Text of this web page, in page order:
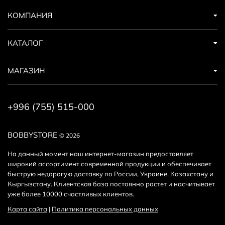
Размеры
Комплектация
видеосъёмка
BOBBYSTORE © 2026
На данный момент наш интернет-магазин предоставляет
широкий ассортимент современной продукции и обеспечивает
быструю недорогую доставку по России, Украине, Казахстану и
Кыргызстану. Клиентская база постоянно растет и насчитывает
уже более 10000 счастливых клиентов.
Карта сайта | Политика персональных данных
КОМПАНИЯ
КАТАЛОГ
МАГАЗИН
+996 (755) 515-000